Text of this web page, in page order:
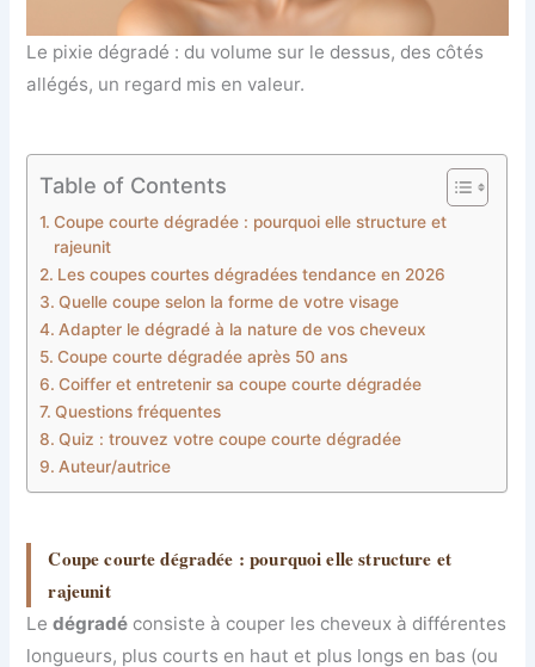
Le pixie dégradé : du volume sur le dessus, des côtés
allégés, un regard mis en valeur.
Table of Contents
Coupe courte dégradée : pourquoi elle structure et
rajeunit
Les coupes courtes dégradées tendance en 2026
Quelle coupe selon la forme de votre visage
Adapter le dégradé à la nature de vos cheveux
Coupe courte dégradée après 50 ans
Coiffer et entretenir sa coupe courte dégradée
Questions fréquentes
Quiz : trouvez votre coupe courte dégradée
Auteur/autrice
Coupe courte dégradée : pourquoi elle structure et
rajeunit
Ledégradé consiste à couper les cheveux à différentes
longueurs, plus courts en haut et plus longs en bas (ou